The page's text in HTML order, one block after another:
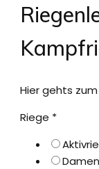
Hier gehts zum
Anteil
Bestätigungen
Riege *